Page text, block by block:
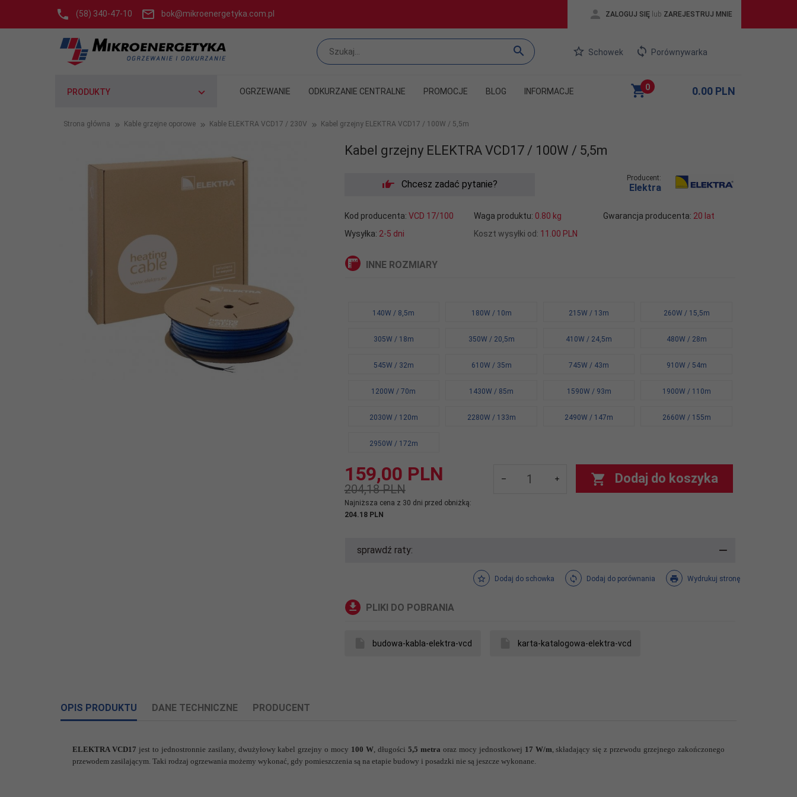
(58) 340-47-10 bok@mikroenergetyka.com.pl ZALOGUJ SIĘ lub ZAREJESTRUJ MNIE
Schowek Porównywarka
PRODUKTY OGRZEWANIE ODKURZANIE CENTRALNE PROMOCJE BLOG INFORMACJE 0 0.00PLN
Strona główna Kable grzejne oporowe Kable ELEKTRA VCD17 / 230V Kabel grzejny ELEKTRA VCD17 / 100W / 5,5m
Kabel grzejny ELEKTRA VCD17 / 100W / 5,5m
Chcesz zadać pytanie?
Producent:
Elektra
Kod producenta: VCD 17/100 Waga produktu: 0.80 kg Gwarancja producenta: 20 lat
Wysyłka: 2-5 dni Koszt wysyłki od: 11.00 PLN
INNE ROZMIARY
140W / 8,5m 180W / 10m 215W / 13m 260W / 15,5m
305W / 18m 350W / 20,5m 410W / 24,5m 480W / 28m
545W / 32m 610W / 35m 745W / 43m 910W / 54m
1200W / 70m 1430W / 85m 1590W / 93m 1900W / 110m
2030W / 120m 2280W / 133m 2490W / 147m 2660W / 155m
2950W / 172m
159,00 PLN
204,18 PLN
Najniższa cena z 30 dni przed obniżką:
204.18 PLN
Dodaj do koszyka
sprawdź raty:
Dodaj do schowka Dodaj do porównania Wydrukuj stronę
PLIKI DO POBRANIA
budowa-kabla-elektra-vcd karta-katalogowa-elektra-vcd
OPIS PRODUKTU DANE TECHNICZNE PRODUCENT
ELEKTRA VCD17 jest to jednostronnie zasilany, dwużyłowy kabel grzejny o mocy 100 W, długości 5,5 metra oraz mocy jednostkowej 17 W/m, składający się z przewodu grzejnego zakończonego
przewodem zasilającym. Taki rodzaj ogrzewania możemy wykonać, gdy pomieszczenia są na etapie budowy i posadzki nie są jeszcze wykonane.
Załczniki do produktu
Informacje o producencie